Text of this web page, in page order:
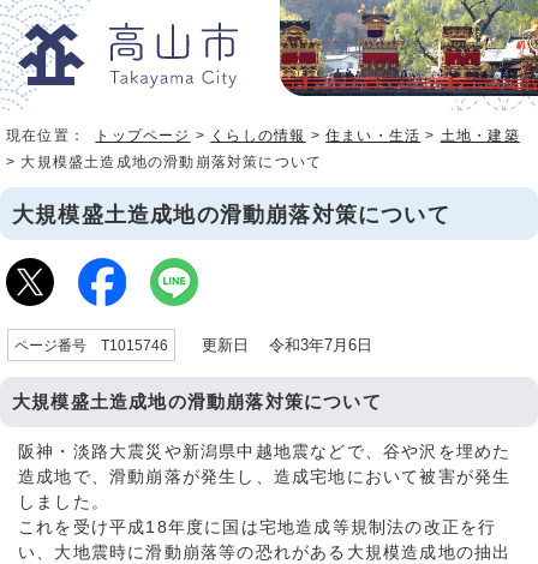
現在位置： トップページ > くらしの情報 >住まい・生活 > 土地・建築
> 大規模盛土造成地の滑動崩落対策について
大規模盛土造成地の滑動崩落対策について
ページ番号 T1015746 更新日 令和3年7月6日
大規模盛土造成地の滑動崩落対策について
阪神・淡路大震災や新潟県中越地震などで、谷や沢を埋めた
造成地で、滑動崩落が発生し、造成宅地において被害が発生
しました。
これを受け平成18年度に国は宅地造成等規制法の改正を行
い、大地震時に滑動崩落等の恐れがある大規模造成地の抽出